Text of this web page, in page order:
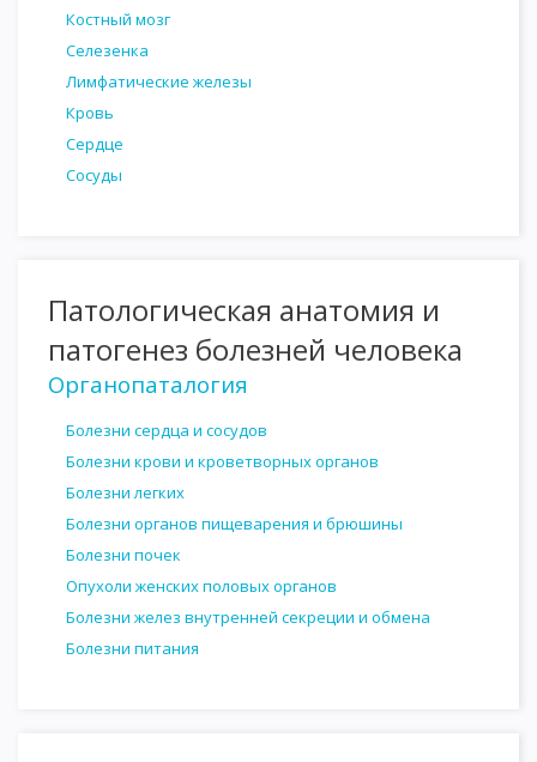
Костный мозг
Селезенка
Лимфатические железы
Кровь
Сердце
Сосуды
Патологическая анатомия и
патогенез болезней человека
Органопаталогия
Болезни сердца и сосудов
Болезни крови и кроветворных органов
Болезни легких
Болезни органов пищеварения и брюшины
Болезни почек
Опухоли женских половых органов
Болезни желез внутренней секреции и обмена
Болезни питания